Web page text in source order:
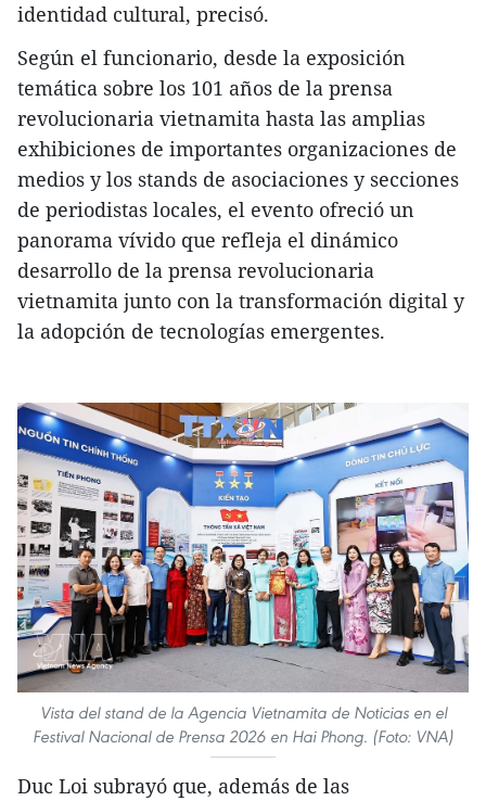
identidad cultural, precisó.
Según el funcionario, desde la exposición
temática sobre los 101 años de la prensa
revolucionaria vietnamita hasta las amplias
exhibiciones de importantes organizaciones de
medios y los stands de asociaciones y secciones
de periodistas locales, el evento ofreció un
panorama vívido que refleja el dinámico
desarrollo de la prensa revolucionaria
vietnamita junto con la transformación digital y
la adopción de tecnologías emergentes.
Vista del stand de la Agencia Vietnamita de Noticias en el
Festival Nacional de Prensa 2026 en Hai Phong. (Foto: VNA)
Duc Loi subrayó que, además de las